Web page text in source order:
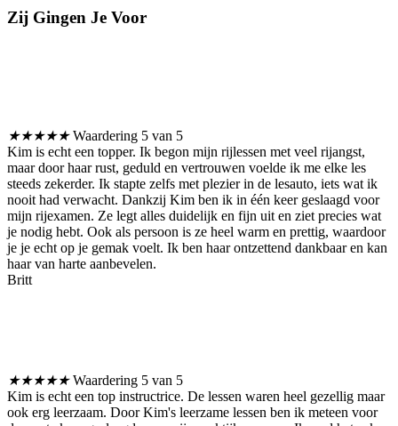
Zij Gingen Je Voor
★★★★★ Waardering 5 van 5
Kim is echt een topper. Ik begon mijn rijlessen met veel rijangst,
maar door haar rust, geduld en vertrouwen voelde ik me elke les
steeds zekerder. Ik stapte zelfs met plezier in de lesauto, iets wat ik
nooit had verwacht. Dankzij Kim ben ik in één keer geslaagd voor
mijn rijexamen. Ze legt alles duidelijk en fijn uit en ziet precies wat
je nodig hebt. Ook als persoon is ze heel warm en prettig, waardoor
je je echt op je gemak voelt. Ik ben haar ontzettend dankbaar en kan
haar van harte aanbevelen.
Britt
★★★★★ Waardering 5 van 5
Kim is echt een top instructrice. De lessen waren heel gezellig maar
ook erg leerzaam. Door Kim's leerzame lessen ben ik meteen voor